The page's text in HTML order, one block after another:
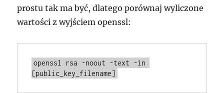
prostu tak ma być, dlatego porównaj wyliczone
wartości z wyjściem openssl:
openssl rsa -noout -text -in
[public_key_filename]